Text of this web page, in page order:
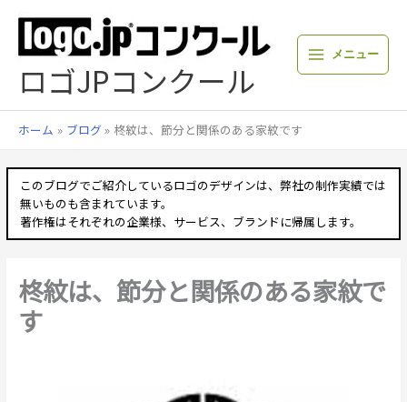
プ
ロゴJPコンクール
メニュー
ホーム ブログ 柊紋は、節分と関係のある家紋です
このブログでご紹介しているロゴのデザインは、弊社の制作実績では
無いものも含まれています。
著作権はそれぞれの企業様、サービス、ブランドに帰属します。
柊紋は、節分と関係のある家紋で
す